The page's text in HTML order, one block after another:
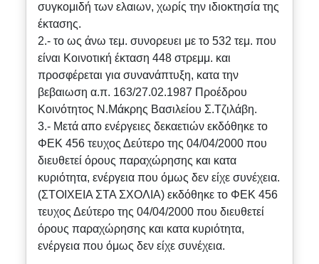
συγκομιδή των ελαιων, χωρίς την ιδιοκτησία της
έκτασης.
2.- το ως άνω τεμ. συνορευει με το 532 τεμ. που
είναι Κοινοτική έκταση 448 στρεμμ. και
προσφέρεται για συνανάπτυξη, κατα την
βεβαιωση α.π. 163/27.02.1987 Προέδρου
Κοινότητος Ν.Μάκρης Βασιλείου Σ.Τζιλάβη.
3.- Μετά απο ενέργειες δεκαετιών εκδόθηκε το
ΦΕΚ 456 τευχος Δεύτερο της 04/04/2000 που
διευθετεί όρους παραχώρησης και κατα
κυριότητα, ενέργεια που όμως δεν είχε συνέχεια.
(ΣΤΟΙΧΕΙΑ ΣΤΑ ΣΧΟΛΙΑ) εκδόθηκε το ΦΕΚ 456
τευχος Δεύτερο της 04/04/2000 που διευθετεί
όρους παραχώρησης και κατα κυριότητα,
ενέργεια που όμως δεν είχε συνέχεια.